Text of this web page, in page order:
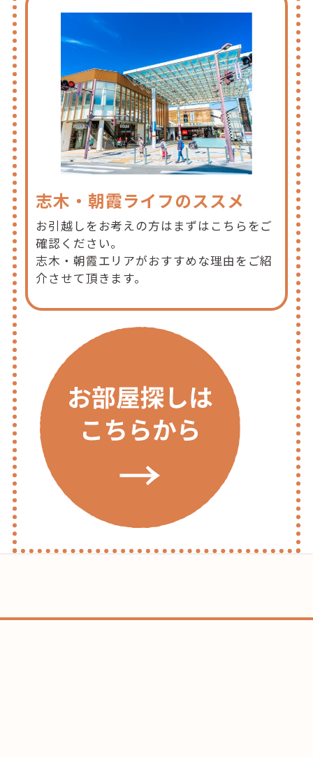
志木・朝霞ライフのススメ
お引越しをお考えの方はまずはこちらをご
確認ください。
志木・朝霞エリアがおすすめな理由をご紹
介させて頂きます。